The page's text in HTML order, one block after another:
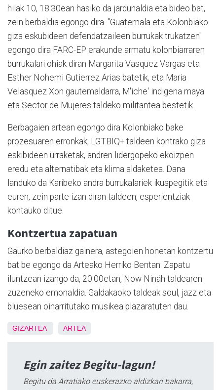
hilak 10, 18:30ean hasiko da jardunaldia eta bideo bat,
zein berbaldia egongo dira. "Guatemala eta Kolonbiako
giza eskubideen defendatzaileen burrukak trukatzen"
egongo dira FARC-EP erakunde armatu kolonbiarraren
burrukalari ohiak diran Margarita Vasquez Vargas eta
Esther Nohemi Gutierrez Arias batetik, eta Maria
Velasquez Xon gautemaldarra, M'iche' indigena maya
eta Sector de Mujeres taldeko militantea bestetik.
Berbagaien artean egongo dira Kolonbiako bake
prozesuaren erronkak, LGTBIQ+ taldeen kontrako giza
eskibideen urraketak, andren lidergopeko ekoizpen
eredu eta alternatibak eta klima aldaketea. Dana
landuko da Karibeko andra burrukalariek ikuspegitik eta
euren, zein parte izan diran taldeen, esperientziak
kontauko ditue.
Kontzertua zapatuan
Gaurko berbaldiaz gainera, astegoien honetan kontzertu
bat be egongo da Arteako Herriko Bentan. Zapatu
iluntzean izango da, 20:00etan, Now Nináh taldearen
zuzeneko emonaldia. Galdakaoko taldeak soul, jazz eta
bluesean oinarritutako musikea plazaratuten dau.
GIZARTEA ARTEA
Egin zaitez Begitu-lagun!
Begitu da Arratiako euskerazko aldizkari bakarra,